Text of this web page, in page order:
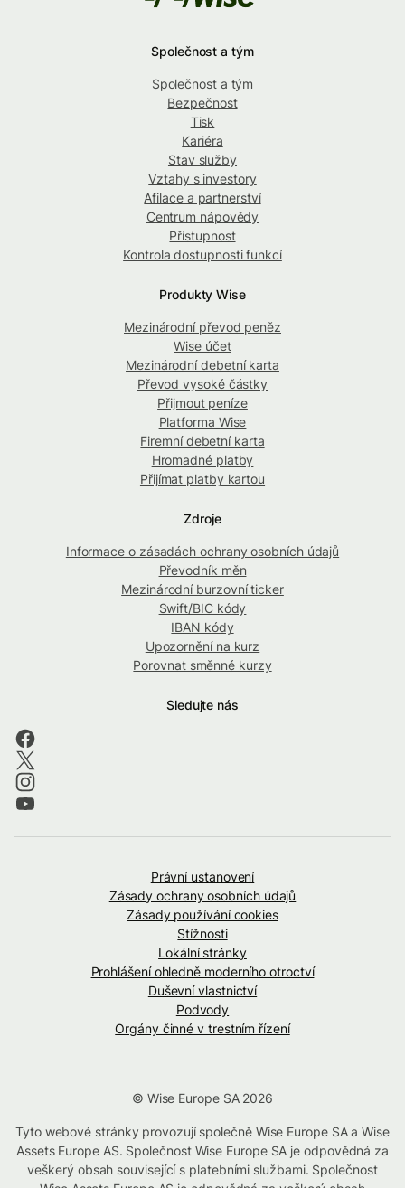
Společnost a tým
Společnost a tým
Bezpečnost
Tisk
Kariéra
Stav služby
Vztahy s investory
Afilace a partnerství
Centrum nápovědy
Přístupnost
Kontrola dostupnosti funkcí
Produkty Wise
Mezinárodní převod peněz
Wise účet
Mezinárodní debetní karta
Převod vysoké částky
Přijmout peníze
Platforma Wise
Firemní debetní karta
Hromadné platby
Přijímat platby kartou
Zdroje
Informace o zásadách ochrany osobních údajů
Převodník měn
Mezinárodní burzovní ticker
Swift/BIC kódy
IBAN kódy
Upozornění na kurz
Porovnat směnné kurzy
Sledujte nás
Právní ustanovení
Zásady ochrany osobních údajů
Zásady používání cookies
Stížnosti
Lokální stránky
Prohlášení ohledně moderního otroctví
Duševní vlastnictví
Podvody
Orgány činné v trestním řízení
© Wise Europe SA 2026
Tyto webové stránky provozují společně Wise Europe SA a Wise
Assets Europe AS. Společnost Wise Europe SA je odpovědná za
veškerý obsah související s platebními službami. Společnost